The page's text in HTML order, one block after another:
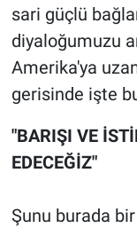
sari güçlü
diyaloğumuzu
Amerika'ya
gerisinde işte
"BARIŞI VE
EDECEĞİZ"
Şunu burada